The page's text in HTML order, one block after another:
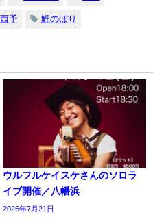
西予 鯉のぼり
ウルフルケイスケさんのソロラ
イブ開催／八幡浜
2026年7月21日